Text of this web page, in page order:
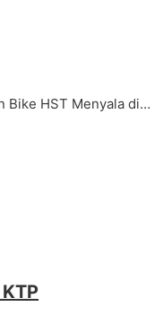
Bike HST Menyala di…